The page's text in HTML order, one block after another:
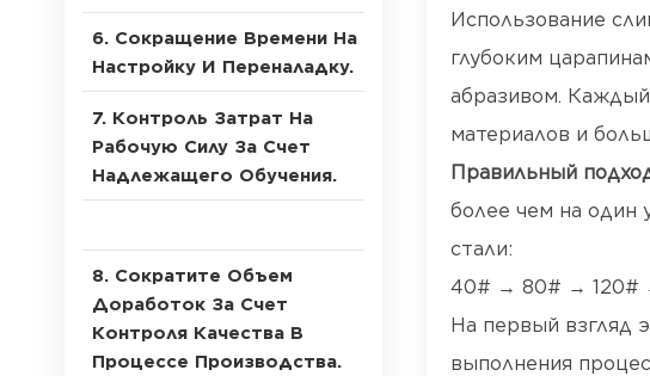
6. Сокращение Времени На
Настройку И Переналадку.
7. Контроль Затрат На
Рабочую Силу За Счет
Надлежащего Обучения.
8. Сократите Объем
Доработок За Счет
Контроля Качества В
Процессе Производства.
Использование
глубоким
абразивом.
материалов и
Правильный
более чем на один
стали:
40# → 80# → 120#
На первый взгляд
выполнения